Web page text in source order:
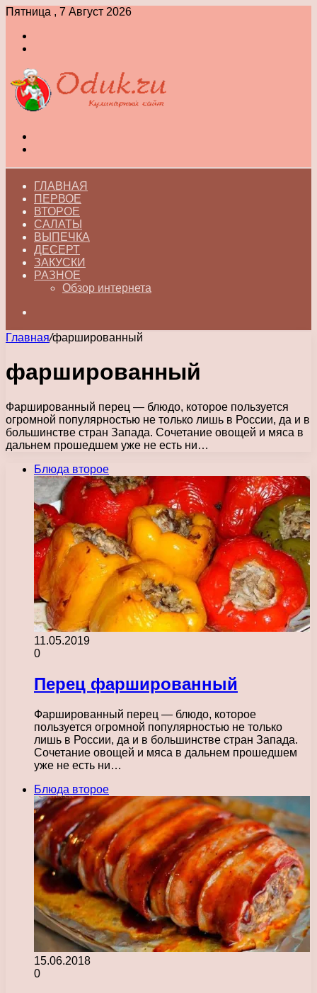
Пятница , 7 Август 2026
ГЛАВНАЯ
ПЕРВОЕ
ВТОРОЕ
САЛАТЫ
ВЫПЕЧКА
ДЕСЕРТ
ЗАКУСКИ
РАЗНОЕ
Обзор интернета
Главная/фаршированный
фаршированный
Фаршированный перец — блюдо, которое пользуется
огромной популярностью не только лишь в России, да и в
большинстве стран Запада. Сочетание овощей и мяса в
дальнем прошедшем уже не есть ни…
Блюда второе
11.05.2019
0
Перец фаршированный
Фаршированный перец — блюдо, которое
пользуется огромной популярностью не только
лишь в России, да и в большинстве стран Запада.
Сочетание овощей и мяса в дальнем прошедшем
уже не есть ни…
Блюда второе
15.06.2018
0